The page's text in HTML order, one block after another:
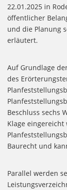
22.01.2025 in
öffentlicher
und die Planung
erläutert.
Auf Grundlage
des
Beschluss sechs
Klage
Baurecht und
Parallel werden